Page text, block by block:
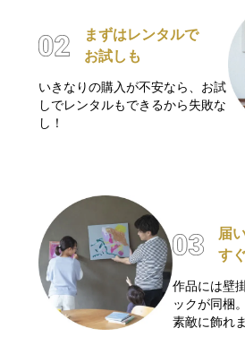
まずはレンタルで
お試しも
いきなりの購入が不安なら、お試
しでレンタルもできるから失敗な
し！
届
す
作品には壁
ックが同梱
素敵に飾れま